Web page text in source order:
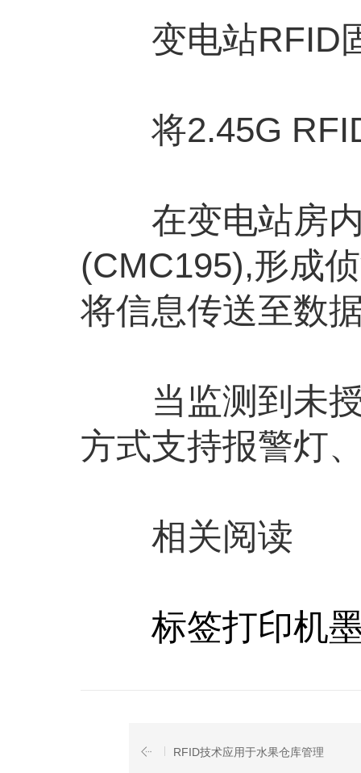
变电站RFID
将2.45G RFID
在变电站房内
(CMC195),形成
将信息传送至数
当监测到未授
方式支持报警灯
相关阅读
标签打印机墨
RFID技术应用于水果仓库管理